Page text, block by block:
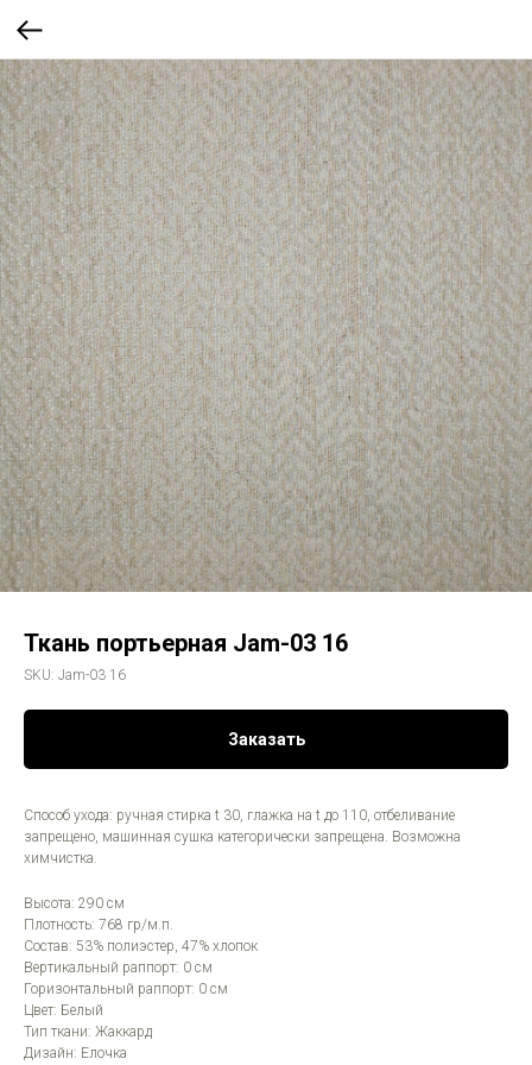
Ткань портьерная Jam-03 16
SKU: Jam-03 16
Заказать
Способ ухода: ручная стирка t 30, глажка на t до 110, отбеливание
запрещено, машинная сушка категорически запрещена. Возможна
химчистка.
Высота: 290 см
Плотность: 768 гр/м.п.
Состав: 53% полиэстер, 47% хлопок
Вертикальный раппорт: 0 см
Горизонтальный раппорт: 0 см
Цвет: Белый
Тип ткани: Жаккард
Дизайн: Елочка